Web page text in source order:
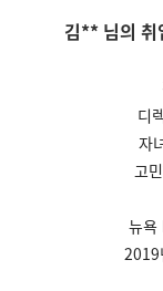
김** 님의
디
자
고
뉴욕
2019